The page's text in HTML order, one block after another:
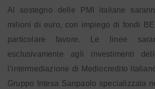
Al sostegno delle PMI italiane
milioni di euro, con impiego di fondi
particolare favore. Le linee
esclusivamente agli investimenti
l’intermediazione di Mediocredito
Gruppo Intesa Sanpaolo specializzata